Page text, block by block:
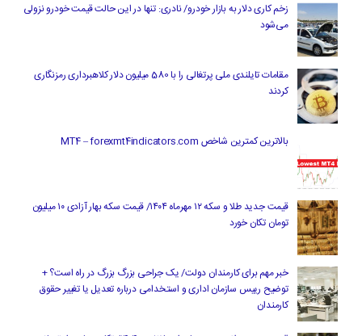
زخم کاری دلار به بازار خودرو/ نادری: تنها در این حالت قیمت خودرو نزولی
می‌شود
مقامات تایلندی ملی پرتغالی را با 580 میلیون دلار کلاهبرداری رمزنگاری
کردند
بالاترین کمترین شاخص MT4 – forexmt4indicators.com
قیمت جدید طلا و سکه ۱۲ مهرماه ۱۴۰۴/ قیمت سکه بهار آزادی ۱۰ میلیون
تومان تکان خورد
خبر مهم برای کارمندان دولت/ یک جراحی بزرگ بزرگ در راه است؟ +
توضیح رییس سازمان اداری و استخدامی درباره تعدیل یا تغییر حقوق
کارمندان